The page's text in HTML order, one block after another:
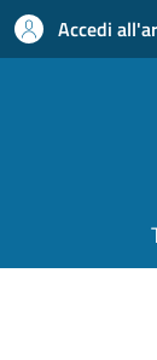
Accedi